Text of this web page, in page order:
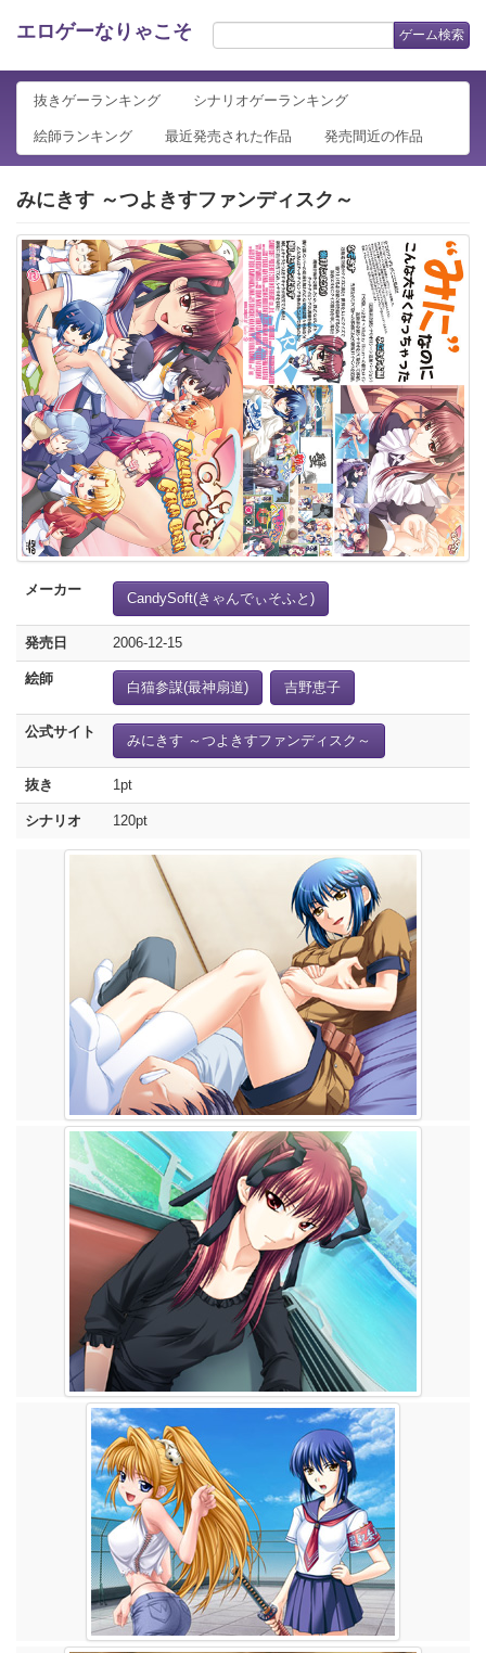
エロゲーなりゃこそ ゲーム検索
抜きゲーランキング シナリオゲーランキング
絵師ランキング 最近発売された作品 発売間近の作品
みにきす ～つよきすファンディスク～
メーカー
CandySoft(きゃんでぃそふと)
発売日 2006-12-15
絵師
白猫参謀(最神扇道) 吉野恵子
公式サイト
みにきす ～つよきすファンディスク～
抜き 1pt
シナリオ 120pt